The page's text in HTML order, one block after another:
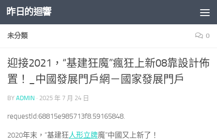
Skip to content
昨日的迴響
未分類 0
迎接2021，“基建狂魔”瘋狂上新08靠設計佈
置！_中國發展門戶網－國家發展門戶
BY ADMIN · 2025 年 7 月 24 日
requestId:68815e985713f8.59165848.
2020年末，“基建狂人形立牌魔”中國又上新了！